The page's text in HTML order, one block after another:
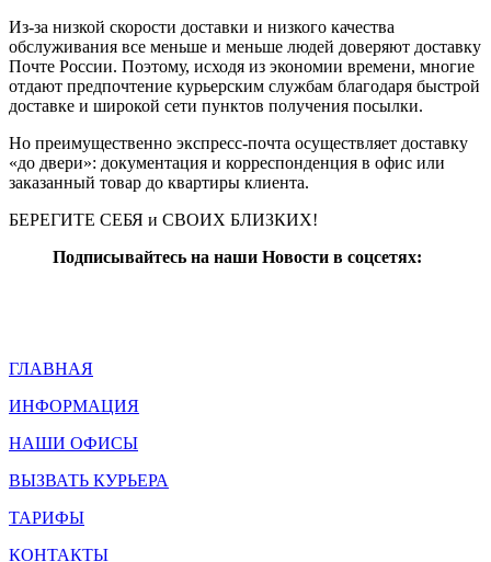
Из-за низкой скорости доставки и низкого качества
обслуживания все меньше и меньше людей доверяют доставку
Почте России. Поэтому, исходя из экономии времени, многие
отдают предпочтение курьерским службам благодаря быстрой
доставке и широкой сети пунктов получения посылки.
Но преимущественно экспресс-почта осуществляет доставку
«до двери»: документация и корреспонденция в офис или
заказанный товар до квартиры клиента.
БЕРЕГИТЕ СЕБЯ и СВОИХ БЛИЗКИХ!
Подписывайтесь на наши Новости в соцсетях:
ГЛАВНАЯ
ИНФОРМАЦИЯ
НАШИ ОФИСЫ
ВЫЗВАТЬ КУРЬЕРА
ТАРИФЫ
КОНТАКТЫ